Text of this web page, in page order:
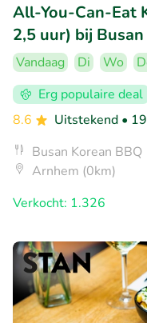
All-You-Can-Eat
2,5 uur) bij
Vandaag Di Wo
Erg populaire deal
8.6
Uitstekend •
Busan Korean BBQ
Arnhem (0km)
Verkocht: 1.326